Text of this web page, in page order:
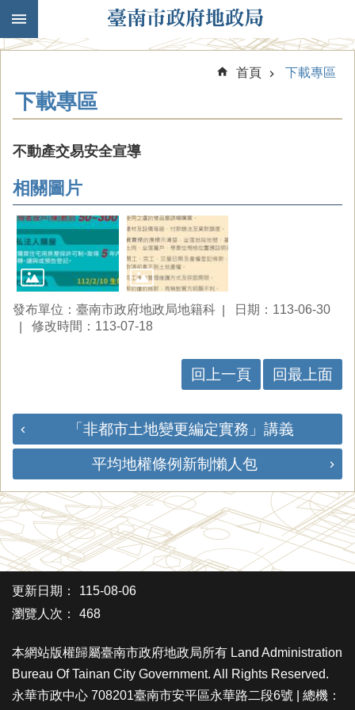
跳到主要內容區塊
首頁 下載專區
下載專區
不動產交易安全宣導
相關圖片
發布單位：臺南市政府地政局地籍科
日期：113-06-30
修改時間：113-07-18
回上一頁 回最上面
「非都市土地變更編定實務」講義
平均地權條例新制懶人包
更新日期：
115-08-06
瀏覽人次：
468
本網站版權歸屬臺南市政府地政局所有 Land Administration
Bureau Of Tainan City Government. All Rights Reserved.
永華市政中心 708201臺南市安平區永華路二段6號 | 總機：